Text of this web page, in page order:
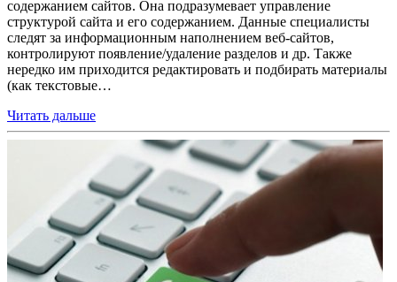
содержанием сайтов. Она подразумевает управление
структурой сайта и его содержанием. Данные специалисты
следят за информационным наполнением веб-сайтов,
контролируют появление/удаление разделов и др. Также
нередко им приходится редактировать и подбирать материалы
(как текстовые…
Читать дальше